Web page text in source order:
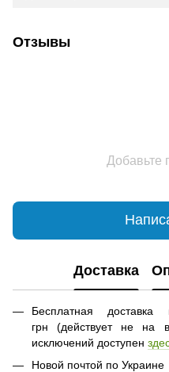
Отзывы
Добавьте
Доставка
Бесплатная
грн (действует не на
исключений доступен
Новой почтой по Украине